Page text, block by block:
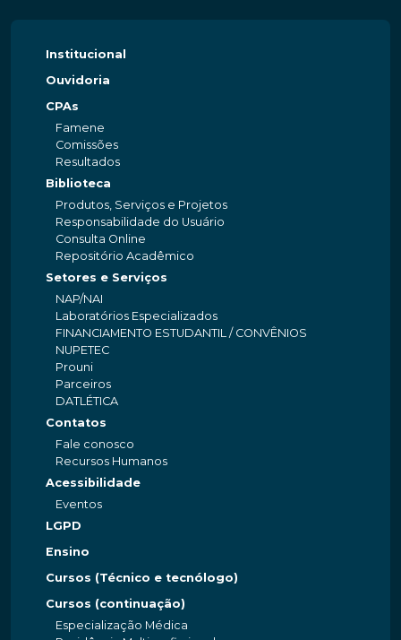
Institucional
Ouvidoria
CPAs
Famene
Comissões
Resultados
Biblioteca
Produtos, Serviços e Projetos
Responsabilidade do Usuário
Consulta Online
Repositório Acadêmico
Setores e Serviços
NAP/NAI
Laboratórios Especializados
FINANCIAMENTO ESTUDANTIL / CONVÊNIOS
NUPETEC
Prouni
Parceiros
DATLÉTICA
Contatos
Fale conosco
Recursos Humanos
Acessibilidade
Eventos
LGPD
Ensino
Cursos (Técnico e tecnólogo)
Cursos (continuação)
Especialização Médica